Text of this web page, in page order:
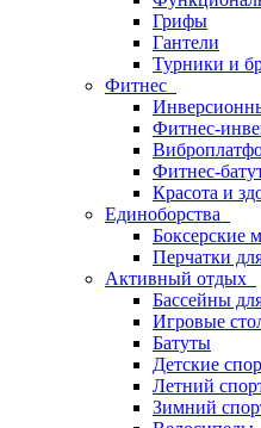
Грифы
Гантели
Турники и
Фитнес
Фитнес-
Фитнес-
Красота и
Единоборства
Боксерские
Перчатки
Активный отдых
Бассейны
Игровые
Батуты
Детские
Летний
Зимний